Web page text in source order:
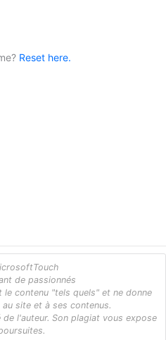
Reset here.
de passionnés
contenu "tels quels" et ne donne
site et à ses contenus.
l'auteur. Son plagiat vous expose